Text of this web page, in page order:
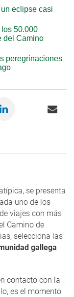
eclipse casi
50.000
del Camino
peregrinaciones
se presenta
uno de los
viajes con más
Camino de
selecciona las
gallega
contacto con la
es el momento